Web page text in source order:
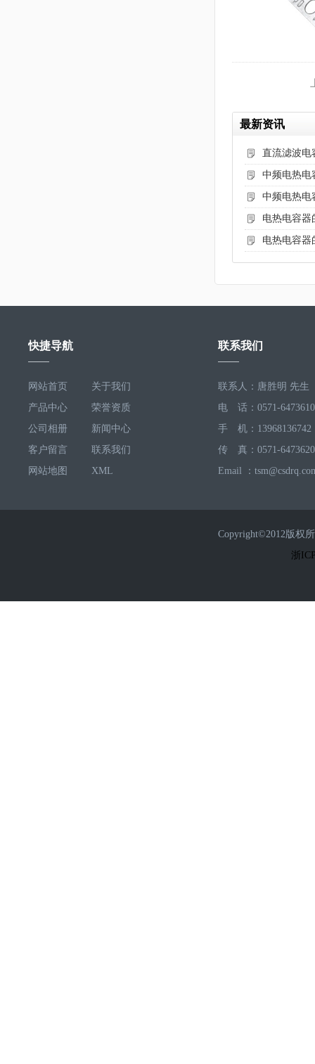
最新资讯
直流滤波电
中频电热电
中频电热电
电热电容器
电热电容器
快捷导航
网站首页
关于我们
产品中心
荣誉资质
公司相册
新闻中心
客户留言
联系我们
网站地图
XML
联系我们
联系人：唐胜明 先生
电 话：0571-
手 机：13968136742
传 真：0571-
Email ：
Copyright©2012版权
浙